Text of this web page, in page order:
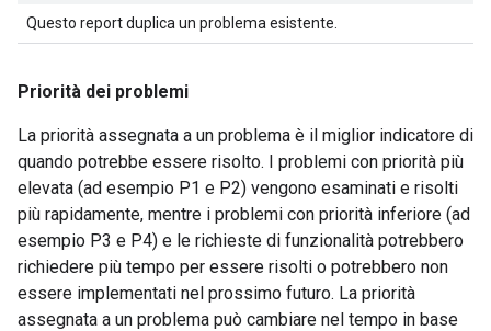
Questo report duplica un problema esistente.
Priorità dei problemi
La priorità assegnata a un problema è il miglior indicatore di
quando potrebbe essere risolto. I problemi con priorità più
elevata (ad esempio P1 e P2) vengono esaminati e risolti
più rapidamente, mentre i problemi con priorità inferiore (ad
esempio P3 e P4) e le richieste di funzionalità potrebbero
richiedere più tempo per essere risolti o potrebbero non
essere implementati nel prossimo futuro. La priorità
assegnata a un problema può cambiare nel tempo in base